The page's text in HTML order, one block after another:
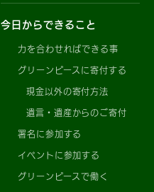
今日からできること
力を合わせればできる事
グリーンピースに寄付する
現金以外の寄付方法
遺言・遺産からのご寄付
署名に参加する
イベントに参加する
グリーンピースで働く